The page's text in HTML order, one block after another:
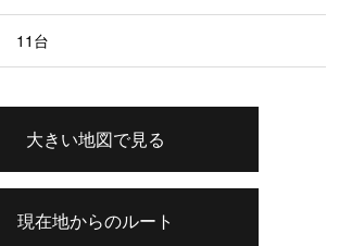
11台
大きい地図で見る
現在地からのルート